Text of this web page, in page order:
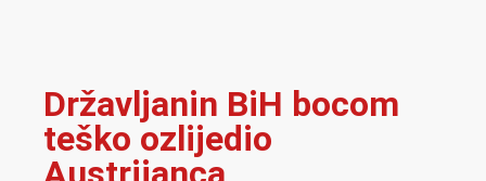
Državljanin BiH bocom
teško ozlijedio